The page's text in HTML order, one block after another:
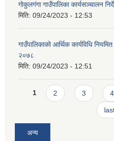
गोकुलगंगा गाउँपालिका कार्यसञ्चालन
मिति: 09/24/2023 - 12:53
गाउँपालिकाको आर्थिक कार्यविधि
२०७८
मिति: 09/24/2023 - 12:51
Pages
1 2 3 4
अन्य